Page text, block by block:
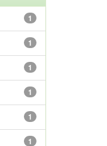
1
1
1
1
1
1